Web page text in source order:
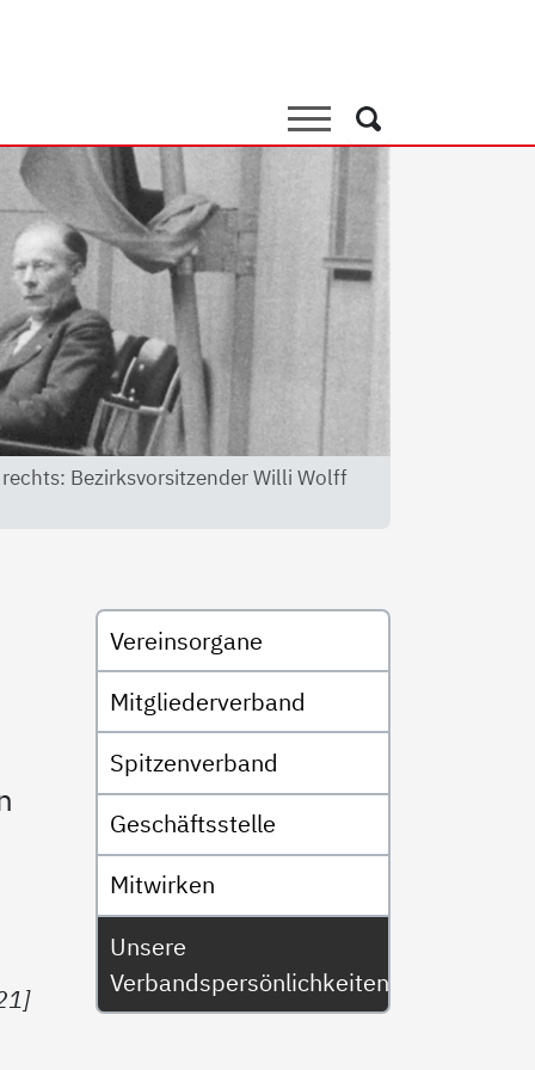
Suche
Suche
Bezirksvorsitzender Willi Wolff
Untermenü
Vereinsorgane
Mitgliederverband
Spitzenverband
Geschäftsstelle
Mitwirken
Unsere
Verbandspersönlichkeiten